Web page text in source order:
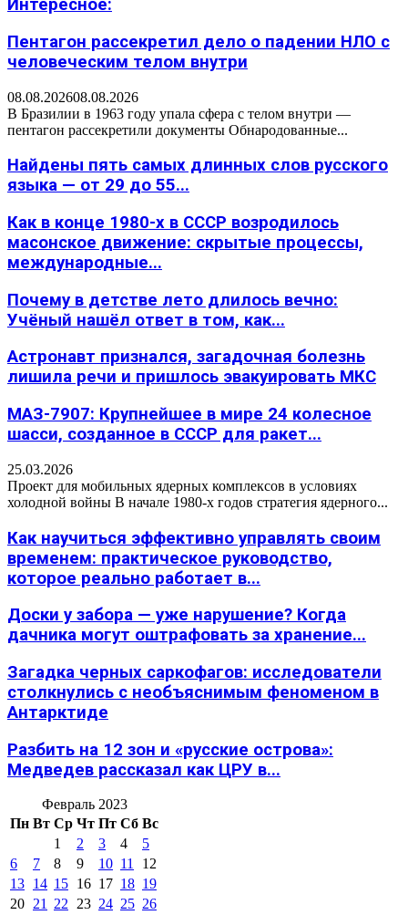
Интересное:
Пентагон рассекретил дело о падении НЛО с
человеческим телом внутри
08.08.202608.08.2026
В Бразилии в 1963 году упала сфера с телом внутри —
пентагон рассекретили документы Обнародованные...
Найдены пять самых длинных слов русского
языка — от 29 до 55...
Как в конце 1980-х в СССР возродилось
масонское движение: скрытые процессы,
международные...
Почему в детстве лето длилось вечно:
Учёный нашёл ответ в том, как...
Астронавт признался, загадочная болезнь
лишила речи и пришлось эвакуировать МКС
МАЗ-7907: Крупнейшее в мире 24 колесное
шасси, созданное в СССР для ракет...
25.03.2026
Проект для мобильных ядерных комплексов в условиях
холодной войны В начале 1980-х годов стратегия ядерного...
Как научиться эффективно управлять своим
временем: практическое руководство,
которое реально работает в...
Доски у забора — уже нарушение? Когда
дачника могут оштрафовать за хранение...
Загадка черных саркофагов: исследователи
столкнулись с необъяснимым феноменом в
Антарктиде
Разбить на 12 зон и «русские острова»:
Медведев рассказал как ЦРУ в...
Февраль 2023
Пн Вт Ср Чт Пт Сб Вс
1
2 3 4
5
6
7 8 9 10 11
12
13 14 15 16 17 18 19
20 21 22 23 24 25 26